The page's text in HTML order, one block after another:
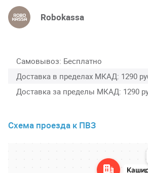
Robokassa
Самовывоз Бесплатно
Доставка в пределах МКАД 1290
Доставка за пределы МКАД 1290
Схема проезда к ПВЗ